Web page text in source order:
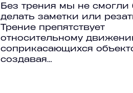
Без трения мы не смогли
делать заметки или
Трение препятствует
относительному
соприкасающихся
создавая…